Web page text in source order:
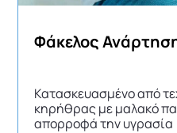
Φάκελος
Κατασκευασμένο από
κηρήθρας με μαλακό
απορροφά την υγρασία